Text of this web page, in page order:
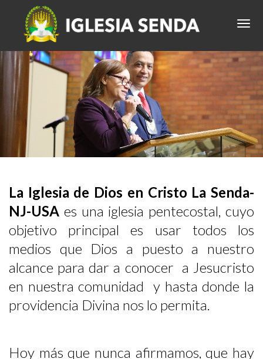
La Iglesia de Dios en Cristo La Senda-
NJ-USA es una iglesia pentecostal, cuyo
objetivo principal es usar todos los
medios que Dios a puesto a nuestro
alcance para dar a conocer a Jesucristo
en nuestra comunidad y hasta donde la
providencia Divina nos lo permita.
Hoy más que nunca afirmamos, que hay